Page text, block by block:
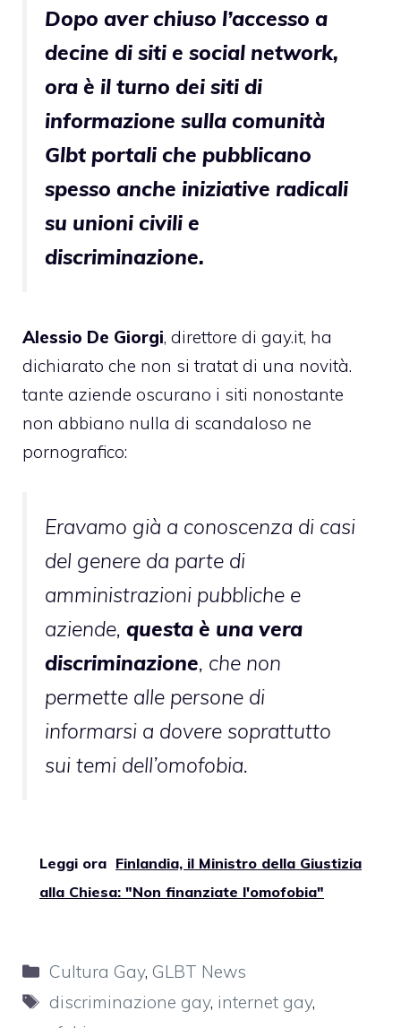
Dopo aver chiuso l’accesso a
decine di siti e social network,
ora è il turno dei siti di
informazione sulla comunità
Glbt portali che pubblicano
spesso anche iniziative radicali
su unioni civili e
discriminazione.
Alessio De Giorgi, direttore di gay.it, ha
dichiarato che non si tratat di una novità.
tante aziende oscurano i siti nonostante
non abbiano nulla di scandaloso ne
pornografico:
Eravamo già a conoscenza di casi
del genere da parte di
amministrazioni pubbliche e
aziende, questa è una vera
discriminazione, che non
permette alle persone di
informarsi a dovere soprattutto
sui temi dell’omofobia.
Leggi ora Finlandia, il Ministro della Giustizia
alla Chiesa: "Non finanziate l'omofobia"
Categorie
Cultura Gay, GLBT News
Tag
discriminazione gay, internet gay,